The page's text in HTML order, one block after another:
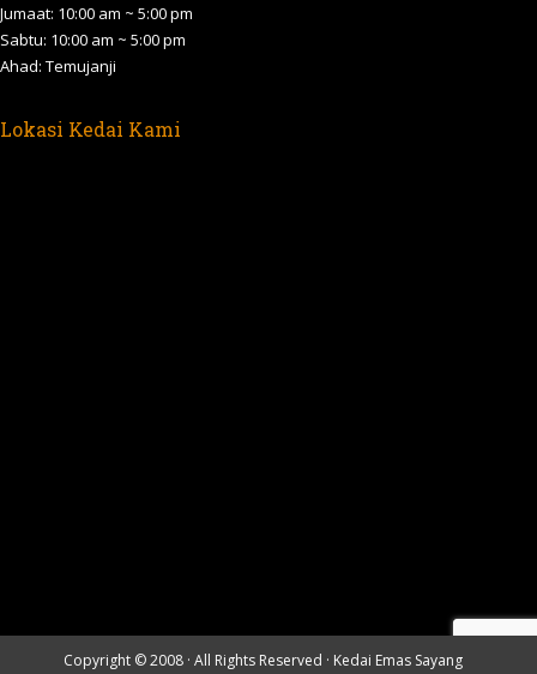
Jumaat: 10:00 am ~ 5:00 pm
Sabtu: 10:00 am ~ 5:00 pm
Ahad: Temujanji
Lokasi Kedai Kami
Copyright © 2008 · All Rights Reserved · Kedai Emas Sayang